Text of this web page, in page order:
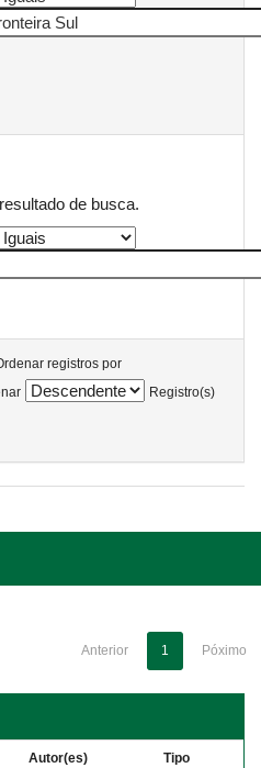
de busca.
registros por
Registro(s)
Anterior 1 Póximo
Autor(es) Tipo